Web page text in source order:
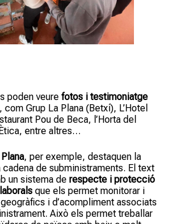
poden veure fotos i testimoniatge
, com Grup La Plana (Betxí), L’Hotel
Pou de Beca, l’Horta del
entre altres…
, per exemple, destaquen la
cadena de subministraments. El text
un sistema de respecte i protecció
que els permet monitorar i
i d’acompliment associats
Això els permet treballar